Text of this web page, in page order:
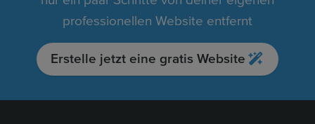
professionellen Website entfernt
Erstelle jetzt eine gratis Website